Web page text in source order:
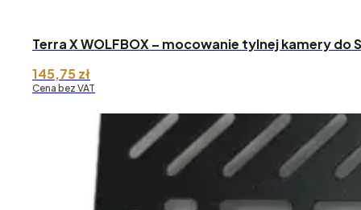
Terra X WOLFBOX – mocowanie tylnej kamery do
145,75zł
Cena bez VAT